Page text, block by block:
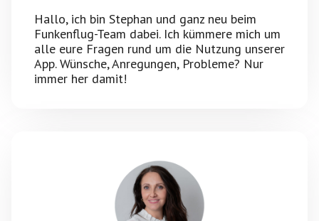
Hallo, ich bin Stephan und ganz neu beim
Funkenflug-Team dabei. Ich kümmere mich um
alle eure Fragen rund um die Nutzung unserer
App. Wünsche, Anregungen, Probleme? Nur
immer her damit!